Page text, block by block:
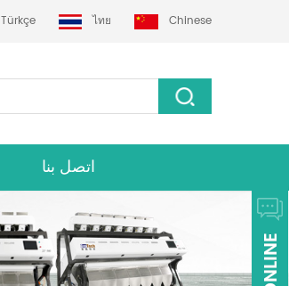
Türkçe ไทย Chinese
اتصل بنا